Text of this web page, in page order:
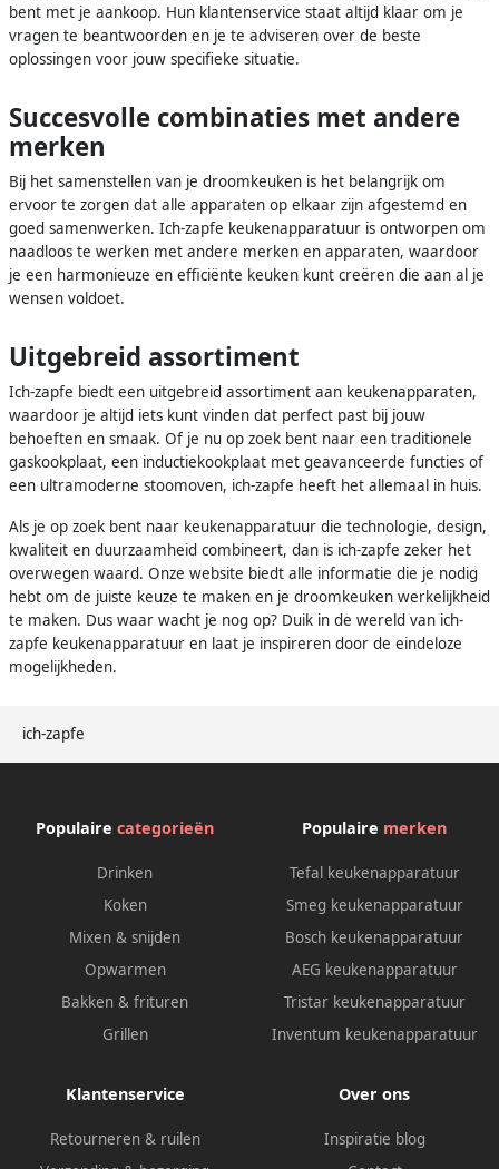
ich-zapfe
bent met je aankoop. Hun klantenservice staat altijd klaar om je
vragen te beantwoorden en je te adviseren over de beste
oplossingen voor jouw specifieke situatie.
Succesvolle combinaties met andere
merken
Bij het samenstellen van je droomkeuken is het belangrijk om
ervoor te zorgen dat alle apparaten op elkaar zijn afgestemd en
goed samenwerken. Ich-zapfe keukenapparatuur is ontworpen om
naadloos te werken met andere merken en apparaten, waardoor
je een harmonieuze en efficiënte keuken kunt creëren die aan al je
wensen voldoet.
Uitgebreid assortiment
Ich-zapfe biedt een uitgebreid assortiment aan keukenapparaten,
waardoor je altijd iets kunt vinden dat perfect past bij jouw
behoeften en smaak. Of je nu op zoek bent naar een traditionele
gaskookplaat, een inductiekookplaat met geavanceerde functies of
een ultramoderne stoomoven, ich-zapfe heeft het allemaal in huis.
Als je op zoek bent naar keukenapparatuur die technologie, design,
kwaliteit en duurzaamheid combineert, dan is ich-zapfe zeker het
overwegen waard. Onze website biedt alle informatie die je nodig
hebt om de juiste keuze te maken en je droomkeuken werkelijkheid
te maken. Dus waar wacht je nog op? Duik in de wereld van ich-
zapfe keukenapparatuur en laat je inspireren door de eindeloze
mogelijkheden.
Populaire categorieën
Drinken
Koken
Mixen & snijden
Opwarmen
Bakken & frituren
Grillen
Populaire merken
Tefal keukenapparatuur
Smeg keukenapparatuur
Bosch keukenapparatuur
AEG keukenapparatuur
Tristar keukenapparatuur
Inventum keukenapparatuur
Klantenservice
Retourneren & ruilen
Over ons
Inspiratie blog